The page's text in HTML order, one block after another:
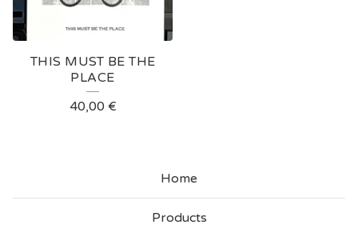
THIS MUST BE THE
PLACE
40,00 €
Home
Products